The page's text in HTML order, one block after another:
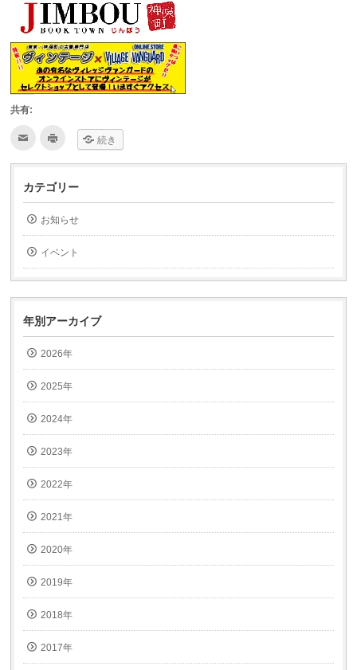
共有:
ク
て
友
達
へ
メ
ー
で
送
信
(新
い
ィ
ン
ド
ウ
で
開
ま
す)
ク
て
印
刷
(新
し
い
ィ
ン
ド
ウ
開
ま
す)
続き
カテゴリー
お知らせ
イベント
年別アーカイブ
2026年
2025年
2024年
2023年
2022年
2021年
2020年
2019年
2018年
2017年